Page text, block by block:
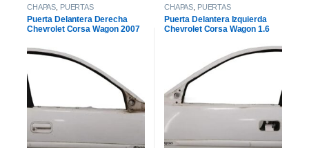
CHAPAS PUERTAS
Puerta Delantera Derecha
Chevrolet Corsa Wagon 2007
CHAPAS PUERTAS
Puerta Delantera Izquierda
Chevrolet Corsa Wagon 1.6